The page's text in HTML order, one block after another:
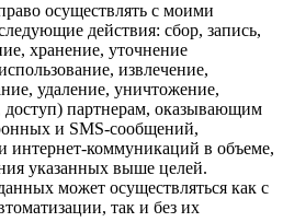
осуществлять с моими
действия: сбор, запись,
хранение, уточнение
извлечение,
удаление, уничтожение,
доступ) партнерам, оказывающим
и SMS‑сообщений,
интернет‑коммуникаций в объеме,
указанных выше целей.
может осуществляться как с
так и без их